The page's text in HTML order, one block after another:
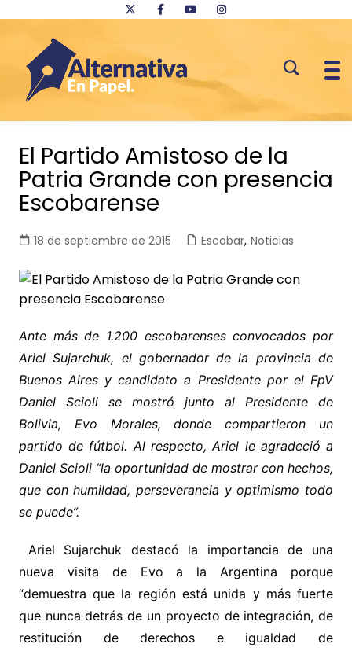
contenido
El Partido Amistoso de la
Patria Grande con presencia
Escobarense
18 de septiembre de 2015 Escobar, Noticias
Ante más de 1.200 escobarenses convocados por
Ariel Sujarchuk, el gobernador de la provincia de
Buenos Aires y candidato a Presidente por el FpV
Daniel Scioli se mostró junto al Presidente de
Bolivia, Evo Morales, donde compartieron un
partido de fútbol. Al respecto, Ariel le agradeció a
Daniel Scioli “la oportunidad de mostrar con hechos,
que con humildad, perseverancia y optimismo todo
se puede”.
Ariel Sujarchuk destacó la importancia de una
nueva visita de Evo a la Argentina porque
“demuestra que la región está unida y más fuerte
que nunca detrás de un proyecto de integración, de
restitución de derechos e igualdad de